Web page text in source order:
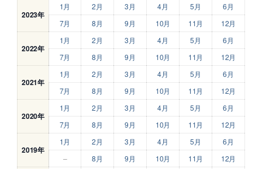
2023年
1月 2月 3月 4月 5月
6月
7月
8月 9月 10月 11月 12月
2022年
1月 2月 3月 4月 5月
6月
7月
8月 9月 10月 11月 12月
2021年
1月 2月 3月 4月 5月
6月
7月
8月 9月 10月 11月 12月
2020年
1月 2月 3月 4月 5月
6月
7月
8月 9月 10月 11月 12月
2019年
1月 2月 3月 4月 5月
6月
–
8月 9月 10月 11月 12月